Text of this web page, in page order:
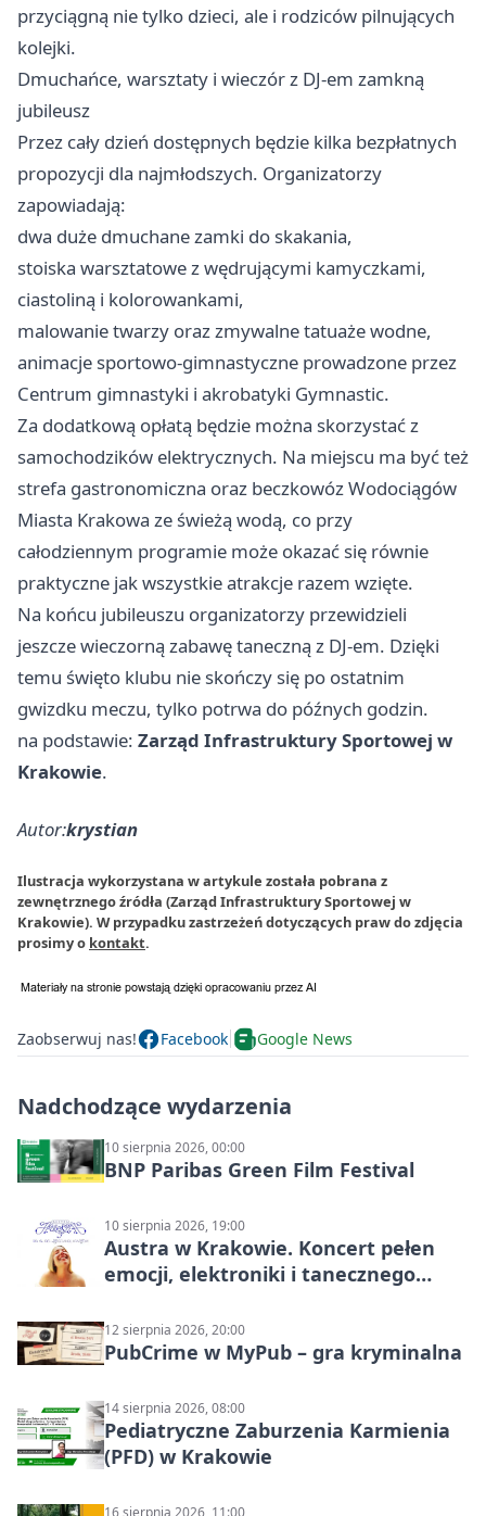
przyciągną nie tylko dzieci, ale i rodziców pilnujących
kolejki.
Dmuchańce, warsztaty i wieczór z DJ-em zamkną
jubileusz
Przez cały dzień dostępnych będzie kilka bezpłatnych
propozycji dla najmłodszych. Organizatorzy
zapowiadają:
dwa duże dmuchane zamki do skakania,
stoiska warsztatowe z wędrującymi kamyczkami,
ciastoliną i kolorowankami,
malowanie twarzy oraz zmywalne tatuaże wodne,
animacje sportowo-gimnastyczne prowadzone przez
Centrum gimnastyki i akrobatyki Gymnastic.
Za dodatkową opłatą będzie można skorzystać z
samochodzików elektrycznych. Na miejscu ma być też
strefa gastronomiczna oraz beczkowóz Wodociągów
Miasta Krakowa ze świeżą wodą, co przy
całodziennym programie może okazać się równie
praktyczne jak wszystkie atrakcje razem wzięte.
Na końcu jubileuszu organizatorzy przewidzieli
jeszcze wieczorną zabawę taneczną z DJ-em. Dzięki
temu święto klubu nie skończy się po ostatnim
gwizdku meczu, tylko potrwa do późnych godzin.
na podstawie: Zarząd Infrastruktury Sportowej w
Krakowie.
Autor:krystian
Ilustracja wykorzystana w artykule została pobrana z
zewnętrznego źródła (Zarząd Infrastruktury Sportowej w
Krakowie). W przypadku zastrzeżeń dotyczących praw do zdjęcia
prosimy o kontakt.
Zaobserwuj nas! Facebook Google News
Nadchodzące wydarzenia
10 sierpnia 2026, 00:00
BNP Paribas Green Film Festival
10 sierpnia 2026, 19:00
Austra w Krakowie. Koncert pełen
emocji, elektroniki i tanecznego
12 sierpnia 2026, 20:00
PubCrime w MyPub – gra kryminalna
14 sierpnia 2026, 08:00
Pediatryczne Zaburzenia Karmienia
(PFD) w Krakowie
16 sierpnia 2026, 11:00